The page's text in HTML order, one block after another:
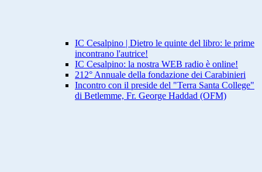
IC Cesalpino | Dietro le quinte del libro: le prime
incontrano l'autrice!
IC Cesalpino: la nostra WEB radio è online!
212° Annuale della fondazione dei Carabinieri
Incontro con il preside del "Terra Santa College"
di Betlemme, Fr. George Haddad (OFM)